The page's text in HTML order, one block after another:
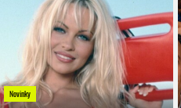
Novinky